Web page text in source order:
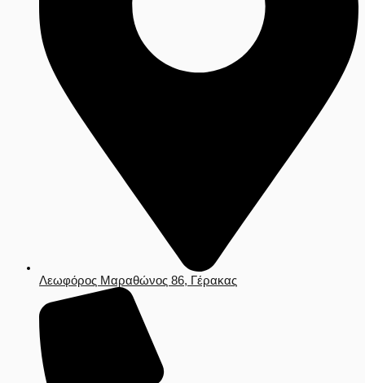
Λεωφόρος Μαραθώνος 86, Γέρακας